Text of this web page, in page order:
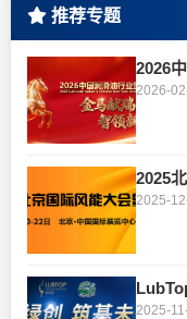
推荐专题
2026
2026-
2025
2025-
2025-